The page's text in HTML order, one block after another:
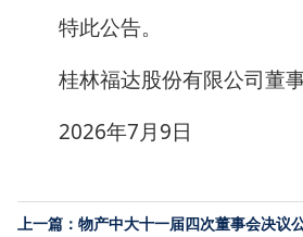
特此公告。
桂林福达股份有限公司董
2026年7月9日
上一篇：物产中大十一届四次董事会决议